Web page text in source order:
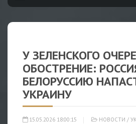
У ЗЕЛЕНСКОГО
ОБОСТРЕНИЕ:
БЕЛОРУССИЮ
УКРАИНУ
15.05.2026 18:00:15 НОВОСТИ /